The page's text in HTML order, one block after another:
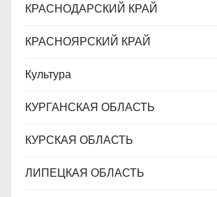
КРАСНОДАРСКИЙ КРАЙ
КРАСНОЯРСКИЙ КРАЙ
Культура
КУРГАНСКАЯ ОБЛАСТЬ
КУРСКАЯ ОБЛАСТЬ
ЛИПЕЦКАЯ ОБЛАСТЬ